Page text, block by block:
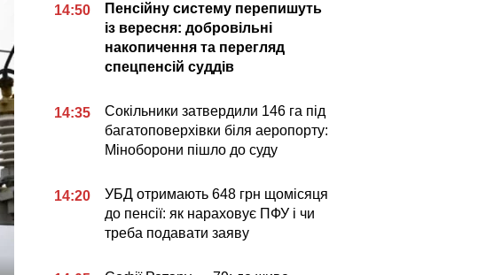
14:50
Пенсійну систему перепишуть
із вересня: добровільні
накопичення та перегляд
спецпенсій суддів
14:35
Сокільники затвердили 146 га під
багатоповерхівки біля аеропорту:
Міноборони пішло до суду
14:20
УБД отримають 648 грн щомісяця
до пенсії: як нараховує ПФУ і чи
треба подавати заяву